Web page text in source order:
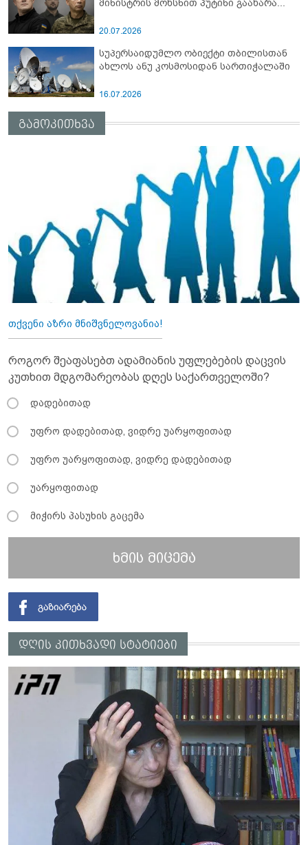
მინისტრის მოხსნით პუტინი გაახარა...
20.07.2026
სუპერსაიდუმლო ობიექტი თბილისთან
ახლოს ანუ კოსმოსიდან სართიჭალაში
16.07.2026
გამოკითხვა
თქვენი აზრი მნიშვნელოვანია!
როგორ შეაფასებთ ადამიანის უფლებების დაცვის
კუთხით მდგომარეობას დღეს საქართველოში?
დადებითად
უფრო დადებითად, ვიდრე უარყოფითად
უფრო უარყოფითად, ვიდრე დადებითად
უარყოფითად
მიჭირს პასუხის გაცემა
ხმის მიცემა
დღის კითხვადი სტატიები